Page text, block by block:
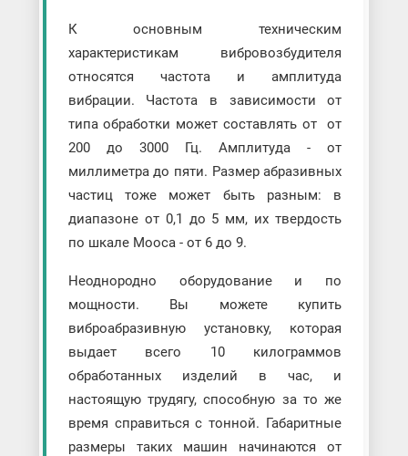
К основным техническим
характеристикам вибровозбудителя
относятся частота и амплитуда
вибрации. Частота в зависимости от
типа обработки может составлять от от
200 до 3000 Гц. Амплитуда - от
миллиметра до пяти. Размер абразивных
частиц тоже может быть разным: в
диапазоне от 0,1 до 5 мм, их твердость
по шкале Мооса - от 6 до 9.
Неоднородно оборудование и по
мощности. Вы можете купить
виброабразивную установку, которая
выдает всего 10 килограммов
обработанных изделий в час, и
настоящую трудягу, способную за то же
время справиться с тонной. Габаритные
размеры таких машин начинаются от